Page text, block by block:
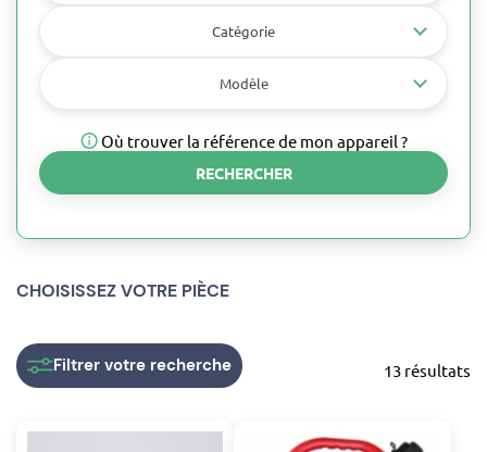
Catégorie
Modèle
Où trouver la référence de mon appareil ?
RECHERCHER
CHOISISSEZ VOTRE PIÈCE
13 résultats
Filtrer votre recherche